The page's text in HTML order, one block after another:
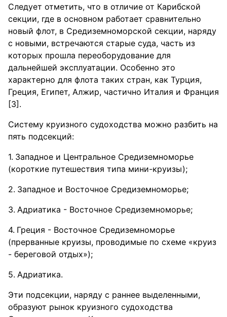
Следует отметить, что в отличие от Карибской
секции, где в основном работает сравнительно
новый флот, в Средиземноморской секции, наряду
с новыми, встречаются старые суда, часть из
которых прошла переоборудование для
дальнейшей эксплуатации. Особенно это
характерно для флота таких стран, как Турция,
Греция, Египет, Алжир, частично Италия и Франция
[3].
Систему круизного судоходства можно разбить на
пять подсекций:
Западное и Центральное Средиземноморье
(короткие путешествия типа мини-круизы);
Западное и Восточное Средиземноморье;
Адриатика - Восточное Средиземноморье;
Греция - Восточное Средиземноморье
(прерванные круизы, проводимые по схеме «круиз
- береговой отдых»);
Адриатика.
Эти подсекции, наряду с раннее выделенными,
образуют рынок круизного судоходства